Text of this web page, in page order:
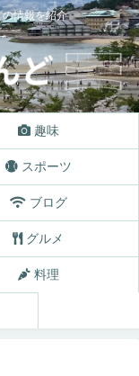
情報を紹介
趣味
スポーツ
ブログ
グルメ
料理